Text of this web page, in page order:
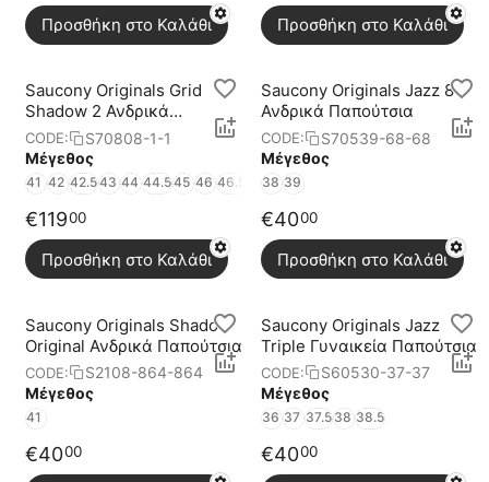
Προσθήκη στο Καλάθι Προσθήκη στο Καλάθι
Saucony Originals Grid
Shadow 2 Ανδρικά
Παπούτσια
CODE:
S70808-1-1
Μέγεθος
41 42 42.543 44 44.545 46 46.5
€11900
Προσθήκη στο Καλάθι
Saucony Originals Jazz 81
Ανδρικά Παπούτσια
CODE:
S70539-68-68
Μέγεθος
38 39
€4000
Προσθήκη στο Καλάθι
Saucony Originals Shadow
Original Ανδρικά Παπούτσια
CODE:
S2108-864-864
Μέγεθος
41
€4000
Saucony Originals Jazz
Triple Γυναικεία Παπούτσια
CODE:
S60530-37-37
Μέγεθος
36 37 37.5 38 38.5
€4000